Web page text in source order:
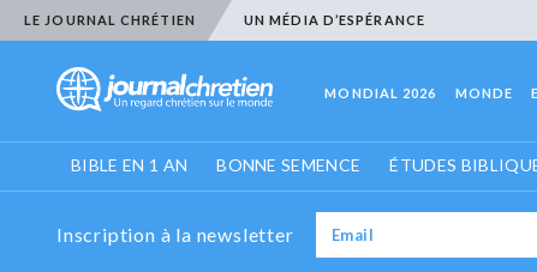
LE JOURNAL CHRÉTIEN UN MÉDIA D’ESPÉRANCE
MONDIAL 2026 MONDE
BIBLE EN 1 AN BONNE SEMENCE ÉTUDES
Inscription à la newsletter